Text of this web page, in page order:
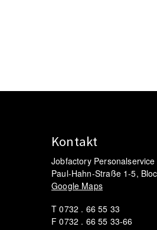
Kontakt
Jobfactory Personalservice
Paul-Hahn-Straße 1-5,
Google Maps
T 0732 . 66 55 33
F 0732 . 66 55 33-66